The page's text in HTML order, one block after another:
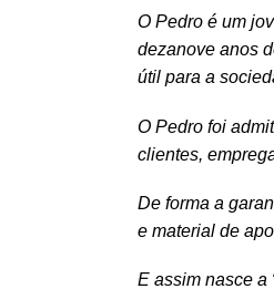
O Pedro é um
dezanove anos
útil para a
O Pedro foi
clientes,
De forma a
e material de
E assim nasce a